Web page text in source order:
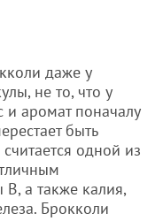
даже у
не то, что у
и аромат поначалу
быть
одной из
а также калия,
Брокколи